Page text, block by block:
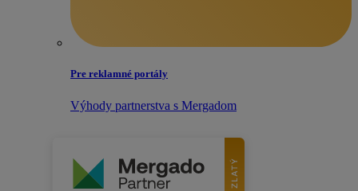
Pre reklamné portály
Výhody partnerstva s Mergadom